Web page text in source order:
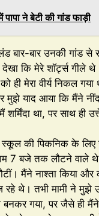
ने बेटी की गांड फाड़ी
बार-बार उनकी गांड से
कि मेरे शॉर्ट्स गीले
ही मेरा वीर्य निकल
मुझे याद आया कि मैंने नींद
था, पर साथ ही
की पिकनिक के लिए
7 बजे तक लौटने वाले
मैंने नाश्ता किया और
रहे थे। तभी मामी ने
बनकर गया, पर जैसे ही